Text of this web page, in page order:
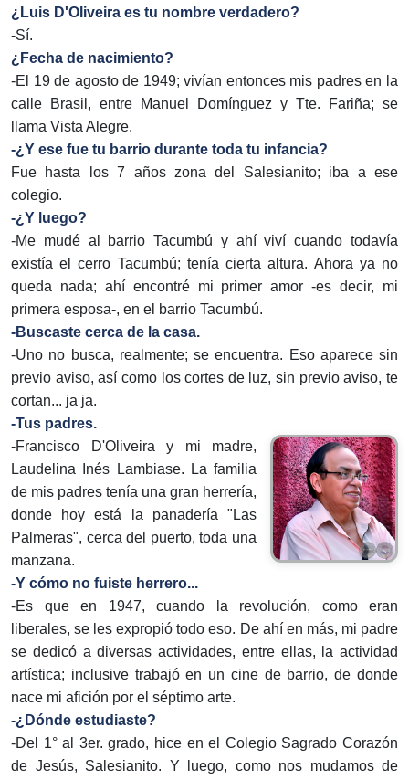
¿Luis D'Oliveira es tu nombre verdadero?
-Sí.
¿Fecha de nacimiento?
-El 19 de agosto de 1949; vivían entonces mis padres en la
calle Brasil, entre Manuel Domínguez y Tte. Fariña; se
llama Vista Alegre.
-¿Y ese fue tu barrio durante toda tu infancia?
Fue hasta los 7 años zona del Salesianito; iba a ese
colegio.
-¿Y luego?
-Me mudé al barrio Tacumbú y ahí viví cuando todavía
existía el cerro Tacumbú; tenía cierta altura. Ahora ya no
queda nada; ahí encontré mi primer amor -es decir, mi
primera esposa-, en el barrio Tacumbú.
-Buscaste cerca de la casa.
-Uno no busca, realmente; se encuentra. Eso aparece sin
previo aviso, así como los cortes de luz, sin previo aviso, te
cortan... ja ja.
-Tus padres.
-Francisco D'Oliveira y mi madre,
Laudelina Inés Lambiase. La familia
de mis padres tenía una gran herrería,
donde hoy está la panadería "Las
Palmeras", cerca del puerto, toda una
manzana.
-Y cómo no fuiste herrero...
-Es que en 1947, cuando la revolución, como eran
liberales, se les expropió todo eso. De ahí en más, mi padre
se dedicó a diversas actividades, entre ellas, la actividad
artística; inclusive trabajó en un cine de barrio, de donde
nace mi afición por el séptimo arte.
-¿Dónde estudiaste?
-Del 1° al 3er. grado, hice en el Colegio Sagrado Corazón
de Jesús, Salesianito. Y luego, como nos mudamos de